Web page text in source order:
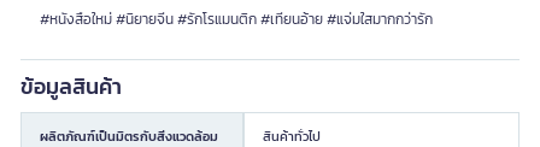
#หนังสือใหม่ #นิยายจีน #รักโรแมนติก #เทียนอ้าย #แจ่มใสมากกว่ารัก
ข้อมูลสินค้า
ผลิตภัณฑ์เป็นมิตรกับสิ่งแวดล้อม สินค้าทั่วไป